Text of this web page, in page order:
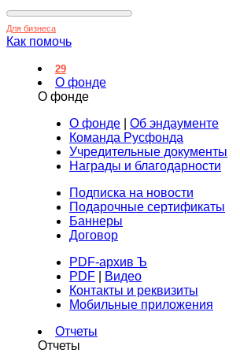
Для бизнеса
Как помочь
29
О фонде
О фонде
О фонде
Об эндаументе
Команда Русфонда
Учредительные документы
Награды и благодарности
Подписка на новости
Подарочные сертификаты
Баннеры
Договор
PDF-архив Ъ
PDF
Видео
Контакты и реквизиты
Мобильные приложения
Отчеты
Отчеты